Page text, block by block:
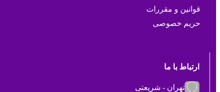
قوانین و مقررات
حریم خصوصی
ارتباط با ما
تهران - شریعتی